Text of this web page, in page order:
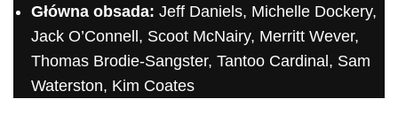
Główna obsada: Jeff Daniels, Michelle Dockery,
Jack O’Connell, Scoot McNairy, Merritt Wever,
Thomas Brodie-Sangster, Tantoo Cardinal, Sam
Waterston, Kim Coates